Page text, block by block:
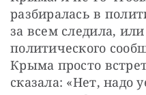
разбиралась в
за всем следила,
политического
Крыма просто
сказала: «Нет, надо